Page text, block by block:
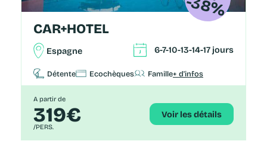
CAR+HOTEL
Espagne 6-7-10-13-14-17 jours
Détente Ecochèques Famille + d'infos
A partir de
319€
/PERS.
Voir les détails